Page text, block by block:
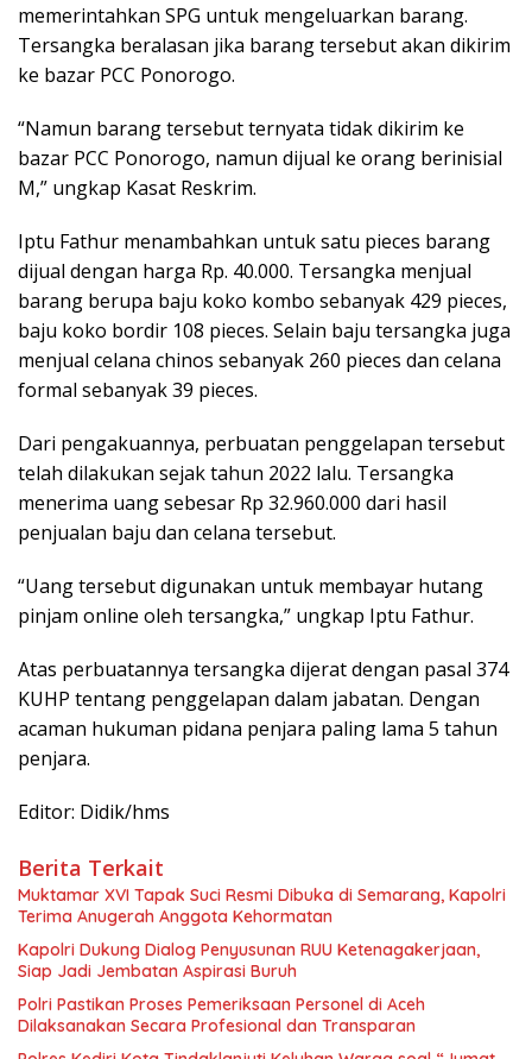
memerintahkan SPG untuk mengeluarkan barang.
Tersangka beralasan jika barang tersebut akan dikirim
ke bazar PCC Ponorogo.
“Namun barang tersebut ternyata tidak dikirim ke
bazar PCC Ponorogo, namun dijual ke orang berinisial
M,” ungkap Kasat Reskrim.
Iptu Fathur menambahkan untuk satu pieces barang
dijual dengan harga Rp. 40.000. Tersangka menjual
barang berupa baju koko kombo sebanyak 429 pieces,
baju koko bordir 108 pieces. Selain baju tersangka juga
menjual celana chinos sebanyak 260 pieces dan celana
formal sebanyak 39 pieces.
Dari pengakuannya, perbuatan penggelapan tersebut
telah dilakukan sejak tahun 2022 lalu. Tersangka
menerima uang sebesar Rp 32.960.000 dari hasil
penjualan baju dan celana tersebut.
“Uang tersebut digunakan untuk membayar hutang
pinjam online oleh tersangka,” ungkap Iptu Fathur.
Atas perbuatannya tersangka dijerat dengan pasal 374
KUHP tentang penggelapan dalam jabatan. Dengan
acaman hukuman pidana penjara paling lama 5 tahun
penjara.
Editor: Didik/hms
Berita Terkait
Muktamar XVI Tapak Suci Resmi Dibuka di Semarang, Kapolri
Terima Anugerah Anggota Kehormatan
Kapolri Dukung Dialog Penyusunan RUU Ketenagakerjaan,
Siap Jadi Jembatan Aspirasi Buruh
Polri Pastikan Proses Pemeriksaan Personel di Aceh
Dilaksanakan Secara Profesional dan Transparan